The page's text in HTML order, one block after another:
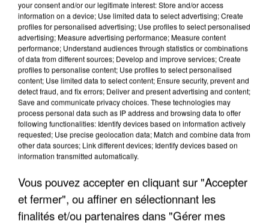
APRÈS TOUTES CES CANICULES, LES REFUGES
DE FAUNE SAUVAGE SONT...
your consent and/or our legitimate interest: Store and/or access
information on a device; Use limited data to select advertising; Create
profiles for personalised advertising; Use profiles to select personalised
advertising; Measure advertising performance; Measure content
performance; Understand audiences through statistics or combinations
of data from different sources; Develop and improve services; Create
profiles to personalise content; Use profiles to select personalised
content; Use limited data to select content; Ensure security, prevent and
detect fraud, and fix errors; Deliver and present advertising and content;
Save and communicate privacy choices. These technologies may
process personal data such as IP address and browsing data to offer
following functionalities: Identify devices based on information actively
requested; Use precise geolocation data; Match and combine data from
other data sources; Link different devices; Identify devices based on
information transmitted automatically.
Vous pouvez accepter en cliquant sur "Accepter
et fermer", ou affiner en sélectionnant les
finalités et/ou partenaires dans "Gérer mes